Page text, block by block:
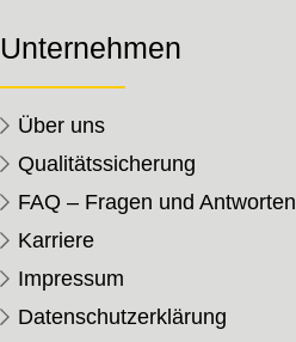
Unternehmen
Über uns
Qualitätssicherung
FAQ – Fragen und Antworten
Karriere
Impressum
Datenschutzerklärung